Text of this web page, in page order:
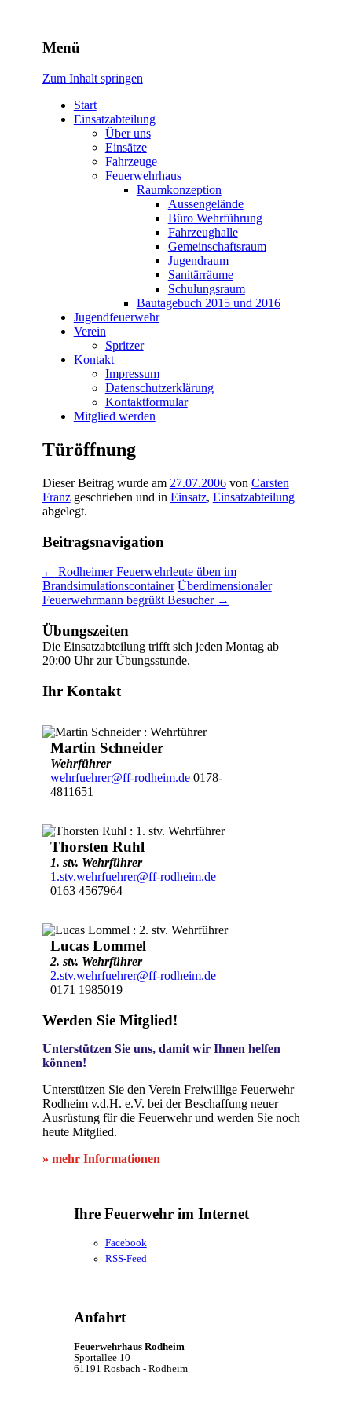
Freiwillige Feuerwehr
Rodheim v.d.H.
Menü
Zum Inhalt springen
Start
Einsatzabteilung
Über uns
Einsätze
Fahrzeuge
Feuerwehrhaus
Raumkonzeption
Aussengelände
Büro Wehrführung
Fahrzeughalle
Gemeinschaftsraum
Jugendraum
Sanitärräume
Schulungsraum
Bautagebuch 2015 und 2016
Jugendfeuerwehr
Verein
Spritzer
Kontakt
Impressum
Datenschutzerklärung
Kontaktformular
Mitglied werden
Türöffnung
Dieser Beitrag wurde am 27.07.2006von Carsten
Franzgeschrieben und in Einsatz, Einsatzabteilung
abgelegt.
Beitragsnavigation
← Rodheimer Feuerwehrleute üben im
Brandsimulationscontainer Überdimensionaler
Feuerwehrmann begrüßt Besucher →
Übungszeiten
Die Einsatzabteilung trifft sich jeden Montag ab
20:00 Uhr zur Übungsstunde.
Ihr Kontakt
Martin Schneider
Wehrführer
wehrfuehrer@ff-rodheim.de0178-
4811651
Thorsten Ruhl
1. stv. Wehrführer
1.stv.wehrfuehrer@ff-rodheim.de
0163 4567964
Lucas Lommel
2. stv. Wehrführer
2.stv.wehrfuehrer@ff-rodheim.de
0171 1985019
Werden Sie Mitglied!
Unterstützen Sie uns, damit wir Ihnen helfen
können!
Unterstützen Sie den Verein Freiwillige Feuerwehr
Rodheim v.d.H. e.V. bei der Beschaffung neuer
Ausrüstung für die Feuerwehr und werden Sie noch
heute Mitglied.
» mehr Informationen
Ihre Feuerwehr im Internet
Facebook
RSS-Feed
Anfahrt
Feuerwehrhaus Rodheim
Sportallee 10
61191 Rosbach - Rodheim